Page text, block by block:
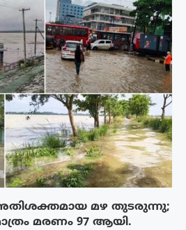
മഴ തുടരുന്നു;
മരണം 97 ആയി.